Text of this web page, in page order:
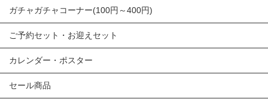
ガチャガチャコーナー(100円～400円)
ご予約セット・お迎えセット
カレンダー・ポスター
セール商品